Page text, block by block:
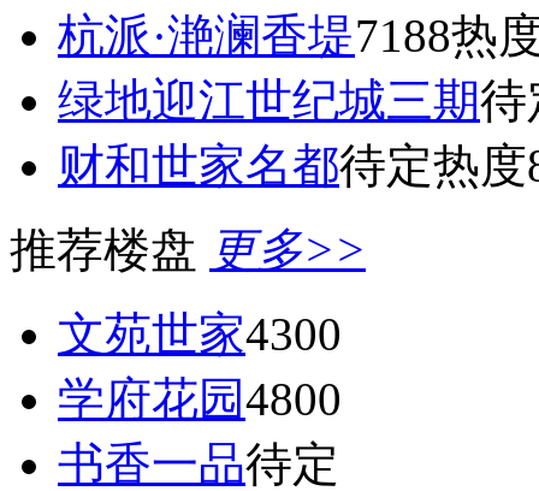
杭派·滟澜香堤7188热
绿地迎江世纪城三期待
财和世家名都待定热度
推荐楼盘 更多>>
文苑世家4300
学府花园4800
书香一品待定